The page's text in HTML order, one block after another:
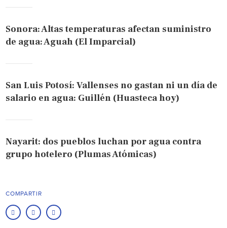
Sonora: Altas temperaturas afectan suministro
de agua: Aguah (El Imparcial)
San Luis Potosí: Vallenses no gastan ni un día de
salario en agua: Guillén (Huasteca hoy)
Nayarit: dos pueblos luchan por agua contra
grupo hotelero (Plumas Atómicas)
COMPARTIR